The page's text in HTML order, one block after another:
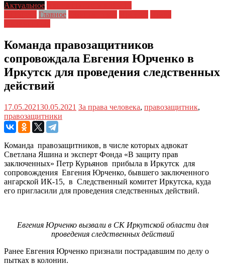
Актуальное
Главное
Команда правозащитников
сопровождала Евгения Юрченко в
Иркутск для проведения следственных
действий
17.05.202130.05.2021 За права человека, правозащитник,
правозащитники
Команда правозащитников, в числе которых адвокат
Светлана Яшина и эксперт Фонда «В защиту прав
заключенных» Петр Курьянов прибыла в Иркутск для
сопровождения Евгения Юрченко, бывшего заключенного
ангарской ИК-15, в Следственный комитет Иркутска, куда
его пригласили для проведения следственных действий.
Евгения Юрченко вызвали в СК Иркутской области для
проведения следственных действий
Ранее Евгения Юрченко признали пострадавшим по делу о
пытках в колонии.